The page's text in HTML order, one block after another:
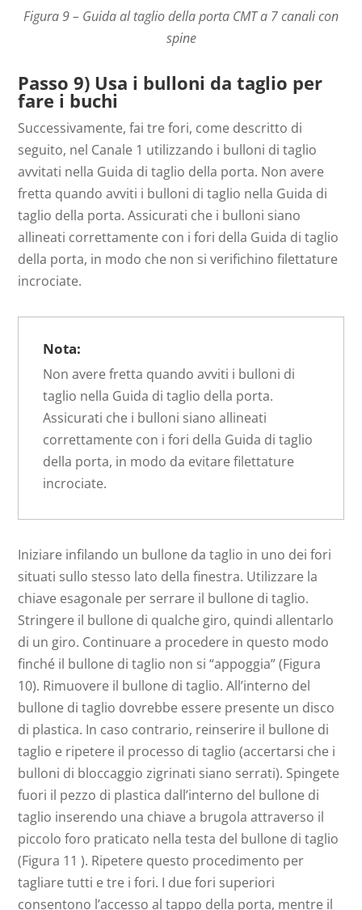
Figura 9 – Guida al taglio della porta CMT a 7 canali con
spine
Passo 9) Usa i bulloni da taglio per
fare i buchi
Successivamente, fai tre fori, come descritto di
seguito, nel Canale 1 utilizzando i bulloni di taglio
avvitati nella Guida di taglio della porta. Non avere
fretta quando avviti i bulloni di taglio nella Guida di
taglio della porta. Assicurati che i bulloni siano
allineati correttamente con i fori della Guida di taglio
della porta, in modo che non si verifichino filettature
incrociate.
Nota:
Non avere fretta quando avviti i bulloni di
taglio nella Guida di taglio della porta.
Assicurati che i bulloni siano allineati
correttamente con i fori della Guida di taglio
della porta, in modo da evitare filettature
incrociate.
Iniziare infilando un bullone da taglio in uno dei fori
situati sullo stesso lato della finestra. Utilizzare la
chiave esagonale per serrare il bullone di taglio.
Stringere il bullone di qualche giro, quindi allentarlo
di un giro. Continuare a procedere in questo modo
finché il bullone di taglio non si “appoggia” (Figura
10). Rimuovere il bullone di taglio. All’interno del
bullone di taglio dovrebbe essere presente un disco
di plastica. In caso contrario, reinserire il bullone di
taglio e ripetere il processo di taglio (accertarsi che i
bulloni di bloccaggio zigrinati siano serrati). Spingete
fuori il pezzo di plastica dall’interno del bullone di
taglio inserendo una chiave a brugola attraverso il
piccolo foro praticato nella testa del bullone di taglio
(Figura 11 ). Ripetere questo procedimento per
tagliare tutti e tre i fori. I due fori superiori
consentono l’accesso al tappo della porta, mentre il